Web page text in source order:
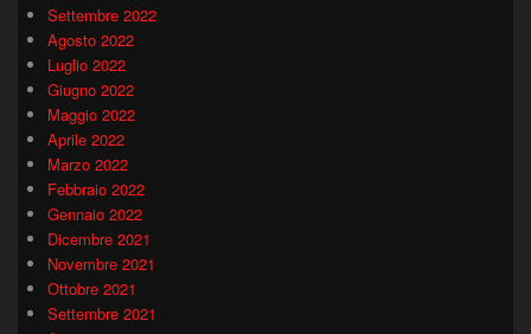
Settembre 2022
Agosto 2022
Luglio 2022
Giugno 2022
Maggio 2022
Aprile 2022
Marzo 2022
Febbraio 2022
Gennaio 2022
Dicembre 2021
Novembre 2021
Ottobre 2021
Settembre 2021